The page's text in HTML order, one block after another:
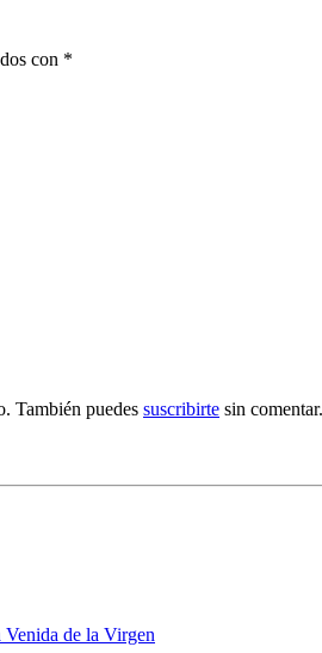
con *
También puedes suscribirte sin comentar.
de la Virgen